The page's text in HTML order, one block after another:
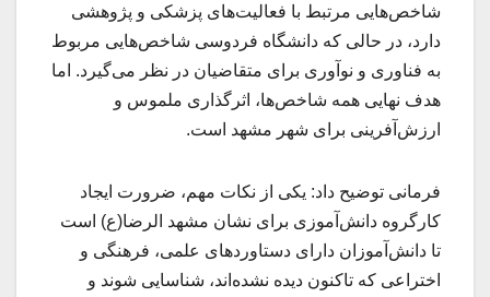
شاخص‌هایی مرتبط با فعالیت‌های پزشکی و پژوهشی
دارد، در حالی که دانشگاه فردوسی شاخص‌هایی مربوط
به فناوری و نوآوری برای متقاضیان در نظر می‌گیرد. اما
هدف نهایی همه شاخص‌ها، اثرگذاری ملموس و
ارزش‌آفرینی برای شهر مشهد است.
فرمانی توضیح داد: یکی از نکات مهم، ضرورت ایجاد
کارگروه دانش‌آموزی برای نشان مشهد الرضا(ع) است
تا دانش‌آموزان دارای دستاوردهای علمی، فرهنگی و
اختراعی که تاکنون دیده نشده‌اند، شناسایی شوند و